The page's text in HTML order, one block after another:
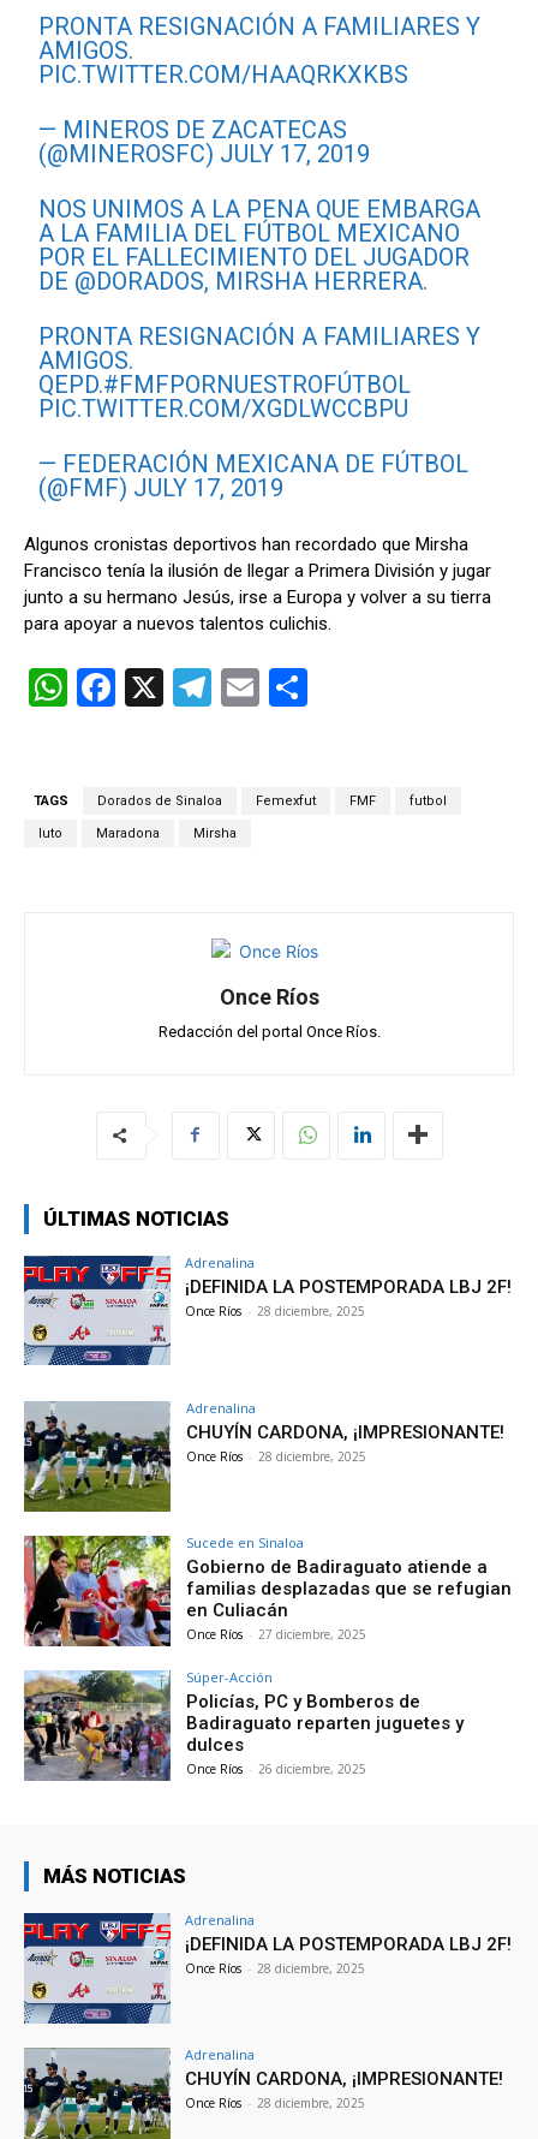
PRONTA RESIGNACIÓN A FAMILIARES Y
AMIGOS.
PIC.TWITTER.COM/HAAQRKXKBS
— MINEROS DE ZACATECAS
(@MINEROSFC) JULY 17, 2019
NOS UNIMOS A LA PENA QUE EMBARGA
A LA FAMILIA DEL FÚTBOL MEXICANO
POR EL FALLECIMIENTO DEL JUGADOR
DE @DORADOS, MIRSHA HERRERA.
PRONTA RESIGNACIÓN A FAMILIARES Y
AMIGOS.
QEPD.#FMFPORNUESTROFÚTBOL
PIC.TWITTER.COM/XGDLWCCBPU
— FEDERACIÓN MEXICANA DE FÚTBOL
(@FMF) JULY 17, 2019
Algunos cronistas deportivos han recordado que Mirsha
Francisco tenía la ilusión de llegar a Primera División y jugar
junto a su hermano Jesús, irse a Europa y volver a su tierra
para apoyar a nuevos talentos culichis.
W F
b
o
X
T
gr
a
E
p
TAGS Dorados de Sinaloa Femexfut FMF futbol
luto Maradona Mirsha
Once Ríos
Redacción del portal Once Ríos.
ÚLTIMAS NOTICIAS
Adrenalina
¡DEFINIDA LA POSTEMPORADA LBJ 2F!
Once Ríos - 28 diciembre, 2025
Adrenalina
CHUYÍN CARDONA, ¡IMPRESIONANTE!
Once Ríos - 28 diciembre, 2025
Sucede en Sinaloa
Gobierno de Badiraguato atiende a
familias desplazadas que se refugian
en Culiacán
Once Ríos - 27 diciembre, 2025
Súper-Acción
Policías, PC y Bomberos de
Badiraguato reparten juguetes y
dulces
Once Ríos - 26 diciembre, 2025
MÁS NOTICIAS
Adrenalina
¡DEFINIDA LA POSTEMPORADA LBJ 2F!
Once Ríos - 28 diciembre, 2025
Adrenalina
CHUYÍN CARDONA, ¡IMPRESIONANTE!
Once Ríos - 28 diciembre, 2025